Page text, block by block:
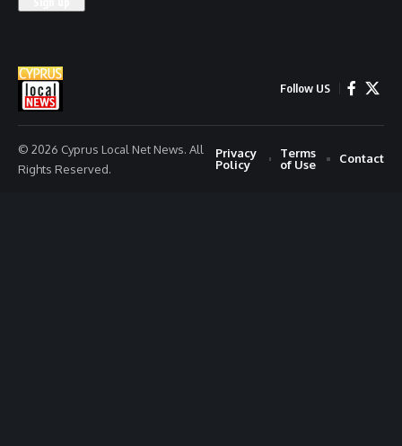
Follow US
© 2026 Cyprus Local Net News. All
Rights Reserved.
Privacy
Policy
Terms
of Use
Contact